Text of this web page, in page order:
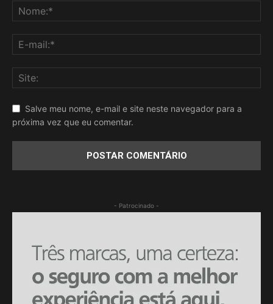
Salve meu nome, e-mail e site neste navegador para a
próxima vez que eu comentar.
- Patrocinado -